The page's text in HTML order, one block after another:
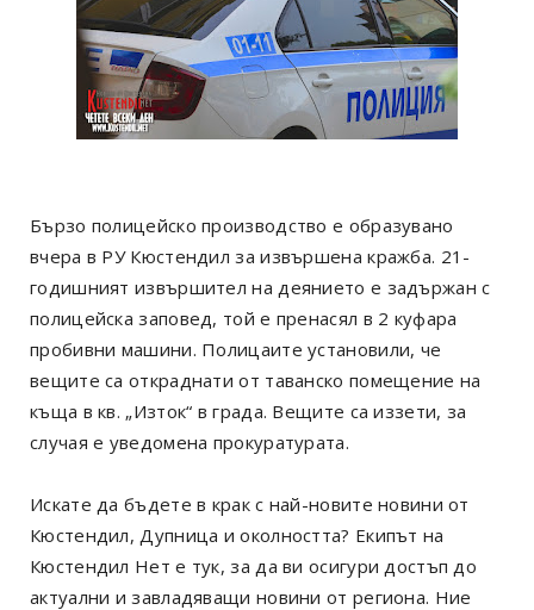
Бързо полицейско производство е образувано
вчера в РУ Кюстендил за извършена кражба. 21-
годишният извършител на деянието е задържан с
полицейска заповед, той е пренасял в 2 куфара
пробивни машини. Полицаите установили, че
вещите са откраднати от таванско помещение на
къща в кв. „Изток“ в града. Вещите са иззети, за
случая е уведомена прокуратурата.
Искате да бъдете в крак с най-новите новини от
Кюстендил, Дупница и околността? Екипът на
Кюстендил Нет е тук, за да ви осигури достъп до
актуални и завладяващи новини от региона. Ние